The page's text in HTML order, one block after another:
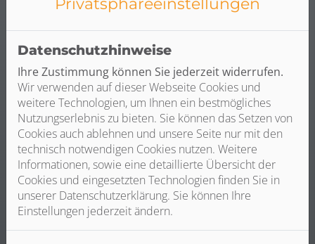
Weiterlesen
Datenschutzhinweise
Ihre Zustimmung können Sie jederzeit widerrufen.
Wir verwenden auf dieser Webseite Cookies und
weitere Technologien, um Ihnen ein bestmögliches
Nutzungserlebnis zu bieten. Sie können das Setzen von
Cookies auch ablehnen und unsere Seite nur mit den
technisch notwendigen Cookies nutzen. Weitere
Informationen, sowie eine detaillierte Übersicht der
Cookies und eingesetzten Technologien finden Sie in
unserer Datenschutzerklärung. Sie können Ihre
Einstellungen jederzeit ändern.